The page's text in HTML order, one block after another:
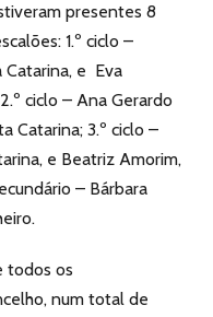
presentes 8
1.º ciclo –
Catarina, e Eva
ciclo – Ana Gerardo
Catarina; 3.º ciclo –
e Beatriz Amorim,
– Bárbara
todos os
num total de